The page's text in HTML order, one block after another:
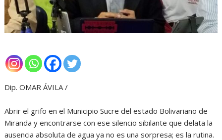
Dip. OMAR ÁVILA /
Abrir el grifo en el Municipio Sucre del estado Bolivariano de
Miranda y encontrarse con ese silencio sibilante que delata la
ausencia absoluta de agua ya no es una sorpresa; es la rutina.